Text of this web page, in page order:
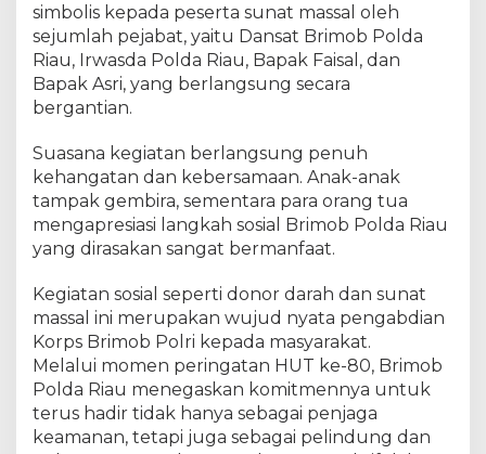
e
-
8
0
r
p
s
B
o
b
P
o
l
r
i
simbolis kepada peserta sunat massal oleh
sejumlah pejabat, yaitu Dansat Brimob Polda
Riau, Irwasda Polda Riau, Bapak Faisal, dan
Bapak Asri, yang berlangsung secara
bergantian.
Suasana kegiatan berlangsung penuh
kehangatan dan kebersamaan. Anak-anak
tampak gembira, sementara para orang tua
mengapresiasi langkah sosial Brimob Polda Riau
yang dirasakan sangat bermanfaat.
Kegiatan sosial seperti donor darah dan sunat
massal ini merupakan wujud nyata pengabdian
Korps Brimob Polri kepada masyarakat.
Melalui momen peringatan HUT ke-80, Brimob
Polda Riau menegaskan komitmennya untuk
terus hadir tidak hanya sebagai penjaga
keamanan, tetapi juga sebagai pelindung dan